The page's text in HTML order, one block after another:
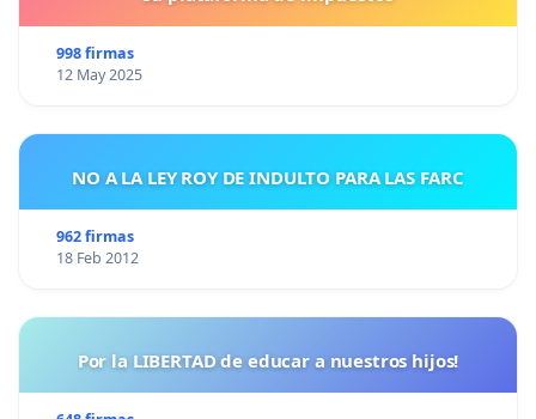
998 firmas
12 May 2025
NO A LA LEY ROY DE INDULTO PARA LAS FARC
962 firmas
18 Feb 2012
Por la LIBERTAD de educar a nuestros hijos!